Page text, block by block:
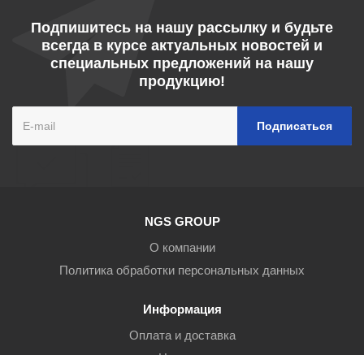
Подпишитесь на нашу рассылку и будьте
всегда в курсе актуальных новостей и
специальных предложений на нашу
продукцию!
NGS GROUP
О компании
Политика обработки персональных данных
Информация
Оплата и доставка